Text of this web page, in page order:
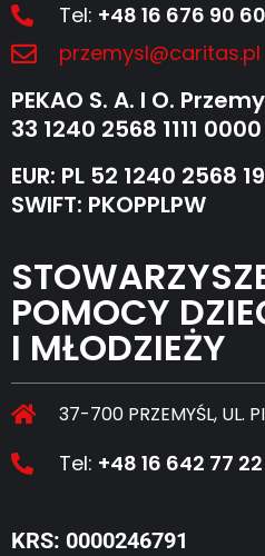
Tel: +48 16 676 90 60
przemysl@caritas.pl
PEKAO S. A. I O.
33 1240 2568 1111
EUR: PL 52 1240 2568
SWIFT: PKOPPLPW
POMOCY
I MŁODZIEŻY
37-700 PRZEMYŚL, UL.
Tel: +48 16 642 77 22
KRS: 0000246791